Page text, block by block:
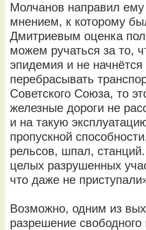
Молчанов направил
мнением, к которому
Дмитриевым оценка
можем ручаться за то,
эпидемия и не
перебрасывать
Советского Союза, то
железные дороги не
и на такую
пропускной
рельсов, шпал,
целых разрушенных
что даже не
Возможно, одним из
разрешение